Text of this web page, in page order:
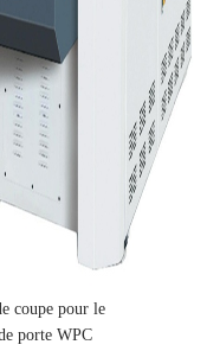
coupe pour le
porte WPC